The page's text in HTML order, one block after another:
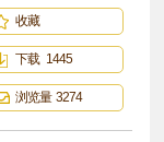
收藏
下载 1445
浏览量 3274